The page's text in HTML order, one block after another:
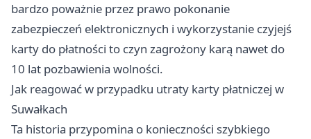
bardzo poważnie przez prawo pokonanie
zabezpieczeń elektronicznych i wykorzystanie czyjejś
karty do płatności to czyn zagrożony karą nawet do
10 lat pozbawienia wolności.
Jak reagować w przypadku utraty karty płatniczej w
Suwałkach
Ta historia przypomina o konieczności szybkiego